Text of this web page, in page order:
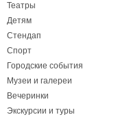
Театры
Детям
Стендап
Спорт
Городские события
Музеи и галереи
Вечеринки
Экскурсии и туры